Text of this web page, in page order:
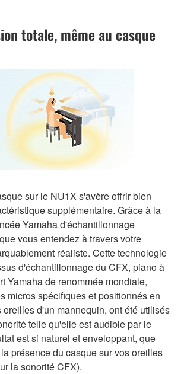
totale, même au casque
sur le NU1X s'avère offrir bien
supplémentaire. Grâce à la
Yamaha d'échantillonnage
vous entendez à travers votre
réaliste. Cette technologie
d'échantillonnage du CFX, piano à
Yamaha de renommée mondiale,
micros spécifiques et positionnés en
oreilles d'un mannequin, ont été utilisés
telle qu'elle est audible par le
est si naturel et enveloppant, que
présence du casque sur vos oreilles
la sonorité CFX).